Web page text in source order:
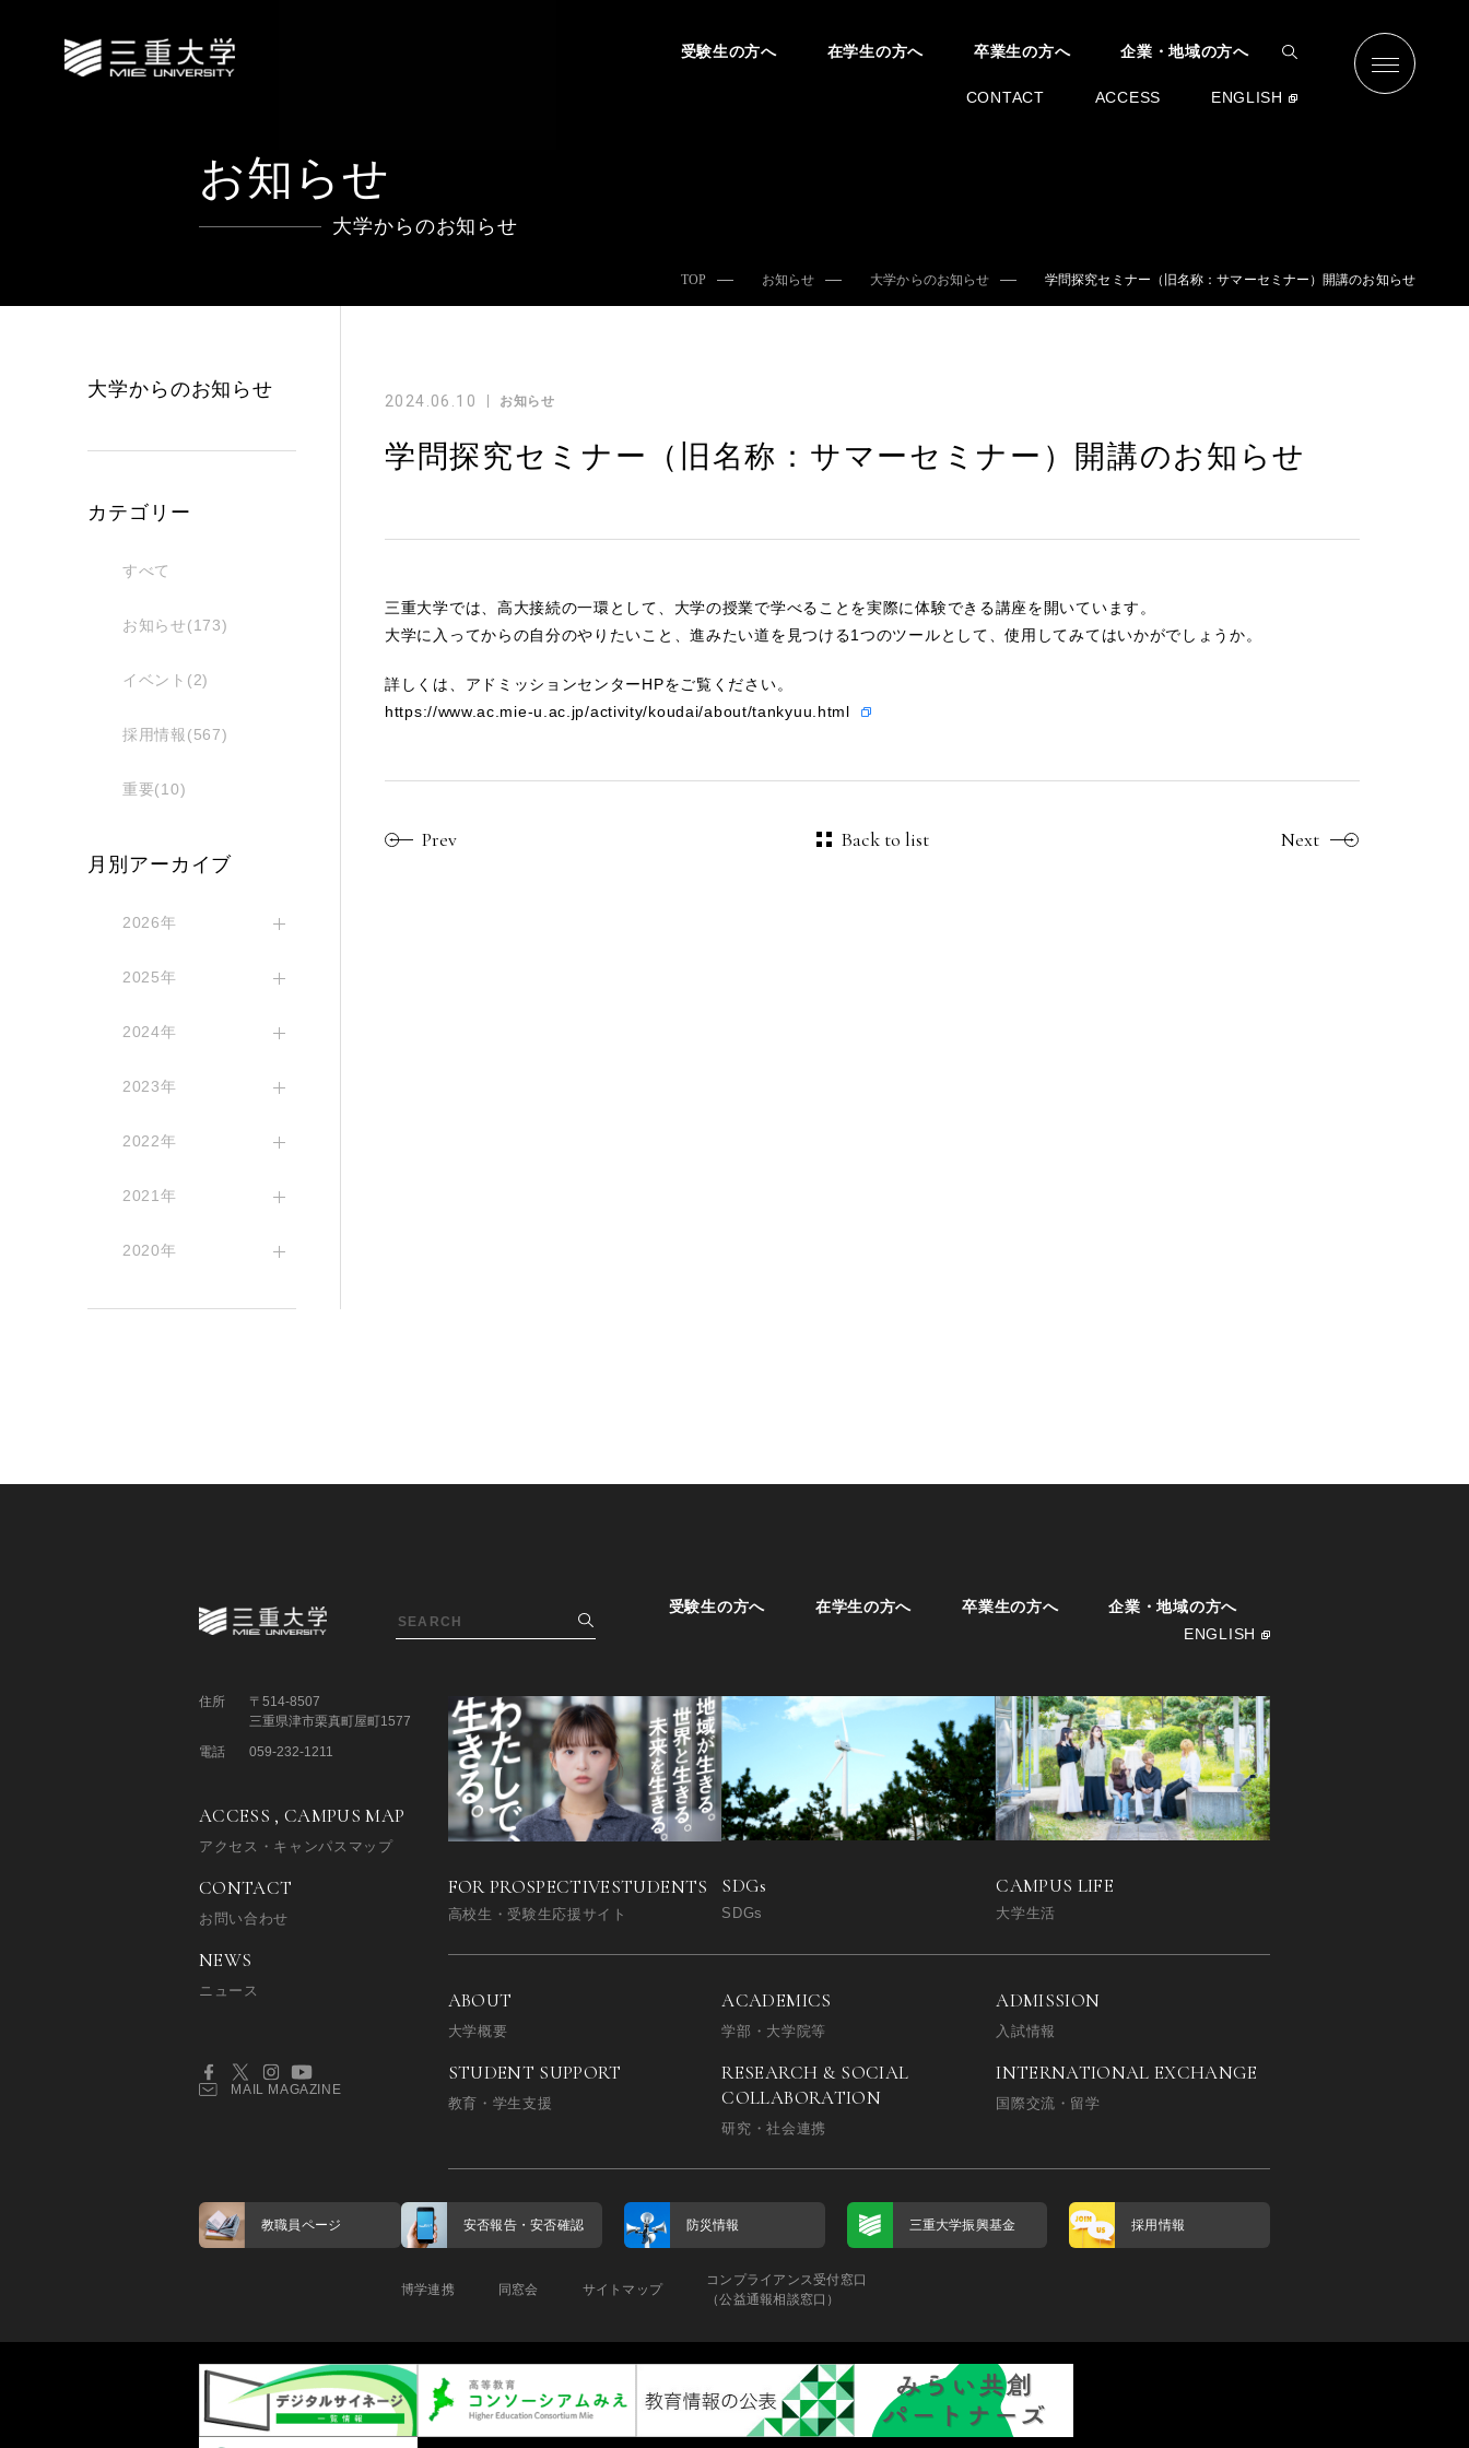
受験生の方へ 在学生の方へ 卒業生の方へ 企業・地域の方へ
CONTACT ACCESS ENGLISH
お知らせ
大学からのお知らせ
TOP お知らせ 大学からのお知らせ 学問探究セミナー（旧名称：サマーセミナー）開講のお知らせ
2024.06.10 お知らせ
学問探究セミナー（旧名称：サマーセミナー）開講のお知らせ
三重大学では、高大接続の一環として、大学の授業で学べることを実際に体験できる講座を開いています。
大学に入ってからの自分のやりたいこと、進みたい道を見つける1つのツールとして、使用してみてはいかがでしょうか。
詳しくは、アドミッションセンターHPをご覧ください。
https://www.ac.mie-u.ac.jp/activity/koudai/about/tankyuu.html
Prev Back to list Next
大学からのお知らせ
カテゴリー
すべて
お知らせ(173)
イベント(2)
採用情報(567)
重要(10)
月別アーカイブ
2026年
2025年
2024年
2023年
2022年
2021年
2020年
受験生の方へ 在学生の方へ 卒業生の方へ
企業・地域の方へ
ENGLISH
FOR PROSPECTIVESTUDENTS
高校生・受験生応援サイト
SDGs
SDGs
CAMPUS LIFE
大学生活
ABOUT
大学概要
ACADEMICS
学部・大学院等
ADMISSION
入試情報
STUDENT SUPPORT
教育・学生支援
RESEARCH & SOCIAL
COLLABORATION
研究・社会連携
INTERNATIONAL EXCHANGE
国際交流・留学
住所
〒514-8507
三重県津市栗真町屋町1577
電話
059-232-1211
ACCESS , CAMPUS MAP
アクセス・キャンパスマップ
CONTACT
お問い合わせ
NEWS
ニュース
MAIL MAGAZINE
教職員ページ 安否報告・安否確認 防災情報 三重大学振興基金 採用情報
博学連携 同窓会 サイトマップ
コンプライアンス受付窓口
（公益通報相談窓口）